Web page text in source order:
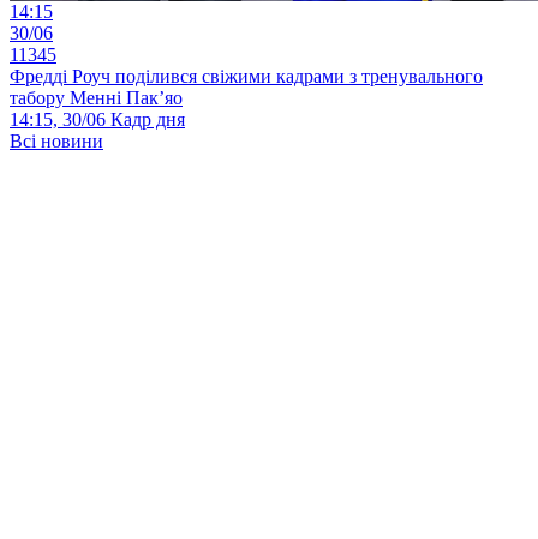
14:15
30/06
11345
Фредді Роуч поділився свіжими кадрами з тренувального
табору Менні Пак’яо
14:15, 30/06 Кадр дня
Всі новини